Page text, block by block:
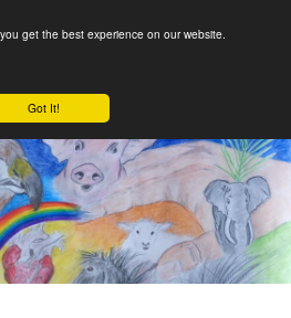
get the best experience on our website.
Got It!